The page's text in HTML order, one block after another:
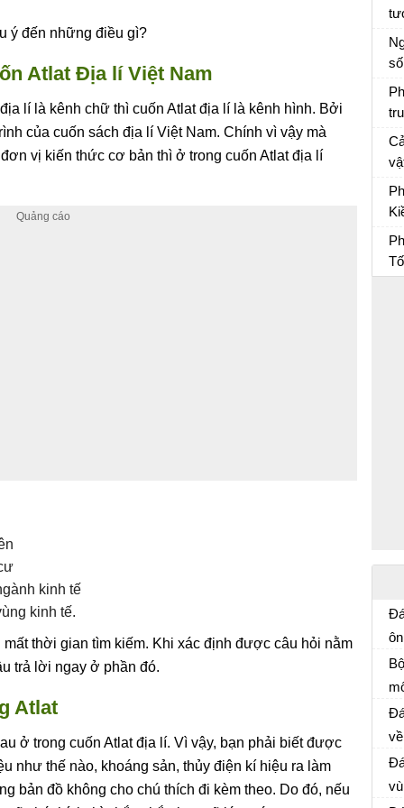
ý đến những điều gì?
Atlat Địa lí Việt Nam
lí là kênh chữ thì cuốn Atlat địa lí là kênh hình. Bởi
của cuốn sách địa lí Việt Nam. Chính vì vậy mà
vị kiến thức cơ bản thì ở trong cuốn Atlat địa lí
kinh tế
kinh tế.
thời gian tìm kiếm. Khi xác định được câu hỏi nằm
trả lời ngay ở phần đó.
Atlat
ở trong cuốn Atlat địa lí. Vì vậy, bạn phải biết được
như thế nào, khoáng sản, thủy điện kí hiệu ra làm
bản đồ không cho chú thích đi kèm theo. Do đó, nếu